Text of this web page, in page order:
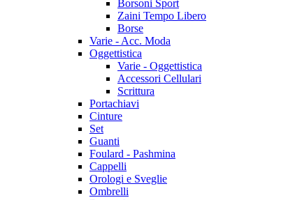
Borsoni Sport
Zaini Tempo Libero
Borse
Varie - Acc. Moda
Oggettistica
Varie - Oggettistica
Accessori Cellulari
Scrittura
Portachiavi
Cinture
Set
Guanti
Foulard - Pashmina
Cappelli
Orologi e Sveglie
Ombrelli